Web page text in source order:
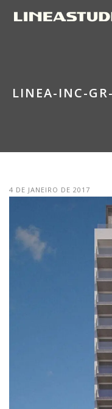
LINEA-INC-
4 DE JANEIRO DE 2017